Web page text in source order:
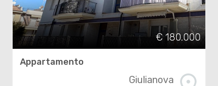
€ 180.000
Appartamento
Giulianova